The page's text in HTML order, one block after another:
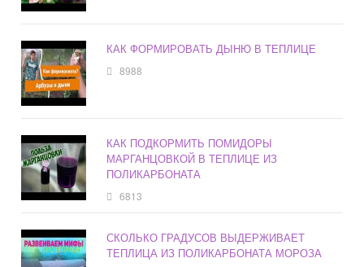
КАК ФОРМИРОВАТЬ ДЫНЮ В ТЕПЛИЦЕ
8988
КАК ПОДКОРМИТЬ ПОМИДОРЫ
МАРГАНЦОВКОЙ В ТЕПЛИЦЕ ИЗ
ПОЛИКАРБОНАТА
6813
СКОЛЬКО ГРАДУСОВ ВЫДЕРЖИВАЕТ
ТЕПЛИЦА ИЗ ПОЛИКАРБОНАТА МОРОЗА